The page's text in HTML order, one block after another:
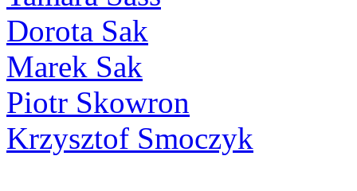
Dorota Sak
Marek Sak
Piotr Skowron
Krzysztof Smoczyk